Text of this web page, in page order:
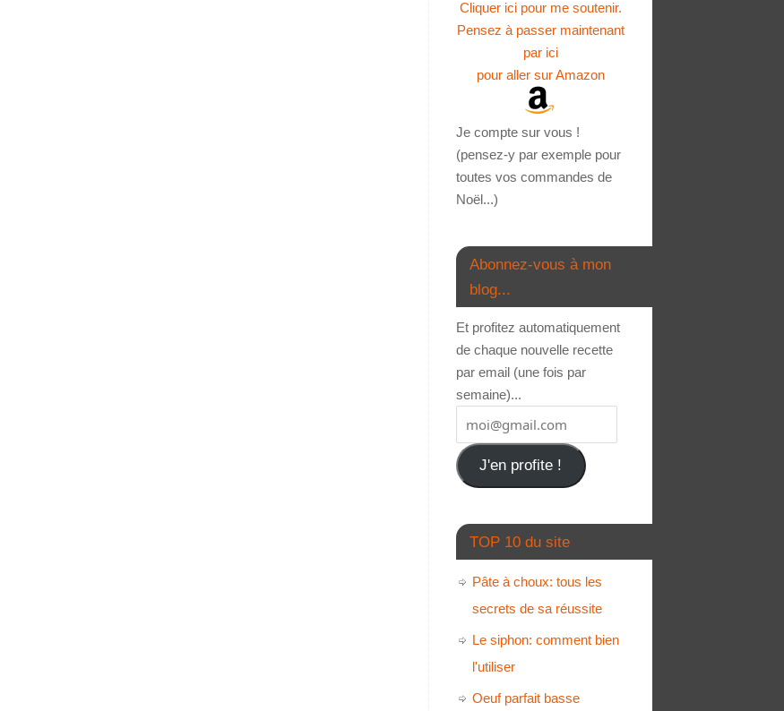
Cliquer ici pour me soutenir.
Pensez à passer maintenant
par ici
pour aller sur Amazon
Je compte sur vous !
(pensez-y par exemple pour
toutes vos commandes de
Noël...)
Abonnez-vous à mon
blog...
Et profitez automatiquement
de chaque nouvelle recette
par email (une fois par
semaine)...
J'en profite !
TOP 10 du site
Pâte à choux: tous les
secrets de sa réussite
Le siphon: comment bien
l'utiliser
Oeuf parfait basse